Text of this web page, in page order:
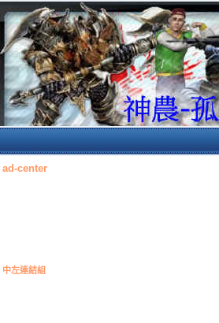
ad-center
中左連結組